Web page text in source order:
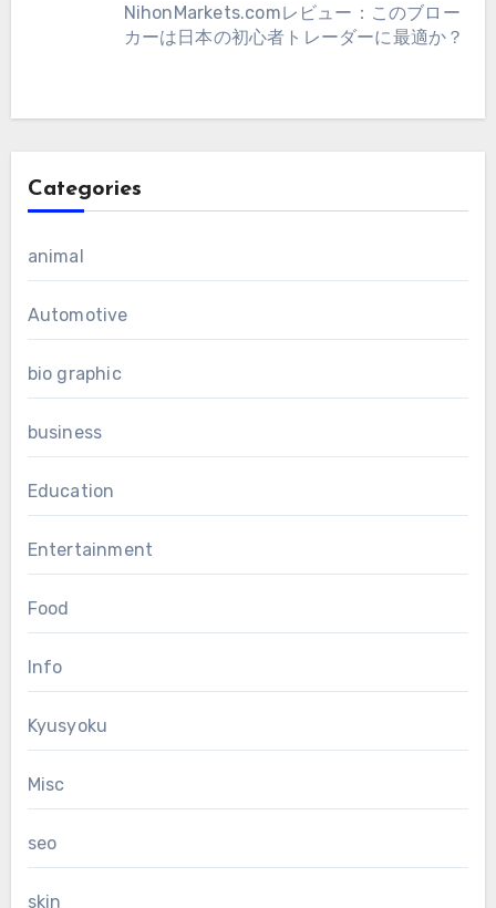
NihonMarkets.comレビュー：このブロー
カーは日本の初心者トレーダーに最適か？
Categories
animal
Automotive
bio graphic
business
Education
Entertainment
Food
Info
Kyusyoku
Misc
seo
skin